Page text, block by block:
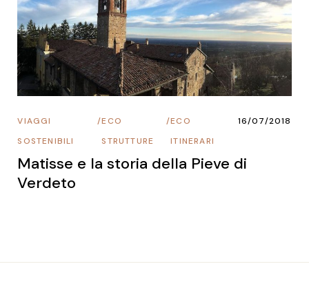
ECO
ITINERARI
/
ECO
STRUTTURE
/
VIAGGI
SOSTENIBILI
16/07/2018
Matisse e la storia della Pieve di
Verdeto